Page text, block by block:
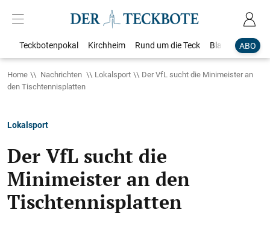
ABO
Teckbotenpokal Kirchheim Rund um die Teck Blaulicht
Home Nachrichten Lokalsport
Der VfL sucht die Minimeister an
den Tischtennisplatten
Lokalsport
Der VfL sucht die
Minimeister an den
Tischtennisplatten